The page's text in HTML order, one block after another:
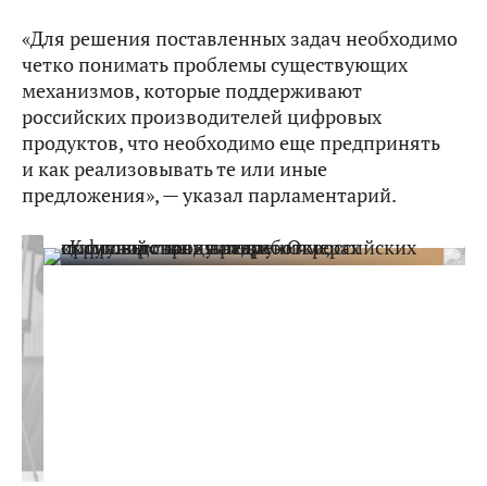
«Для решения поставленных задач необходимо
четко понимать проблемы существующих
механизмов, которые поддерживают
российских производителей цифровых
продуктов, что необходимо еще предпринять
и как реализовывать те или иные
предложения», — указал парламентарий.